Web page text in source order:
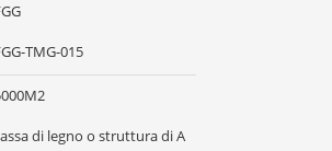
TMG-015
di legno o struttura di A